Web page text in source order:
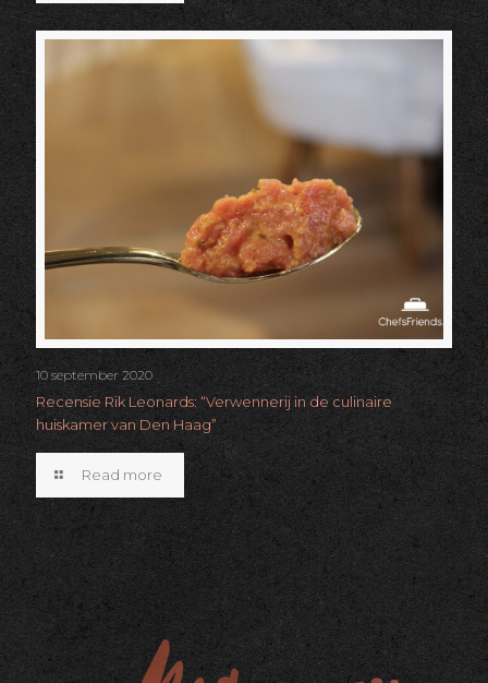
10 september 2020
Recensie Rik Leonards: “Verwennerij in de culinaire
huiskamer van Den Haag”
Read more